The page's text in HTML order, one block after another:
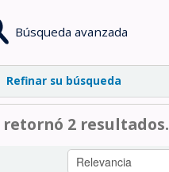
Búsqueda avanzada
Refinar su búsqueda
retornó 2 resultados.